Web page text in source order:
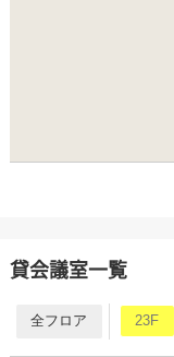
貸会議室一覧
全フロア 23F